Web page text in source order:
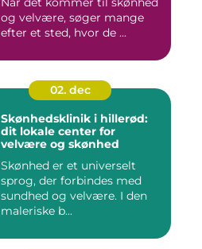
og velvære, søger mange
efter et sted, hvor de ...
02. dec
Skønhedsklinik i hillerød:
dit lokale center for
velvære og skønhed
Skønhed er et universelt
sprog, der forbindes med
sundhed og velvære. I den
maleriske b...